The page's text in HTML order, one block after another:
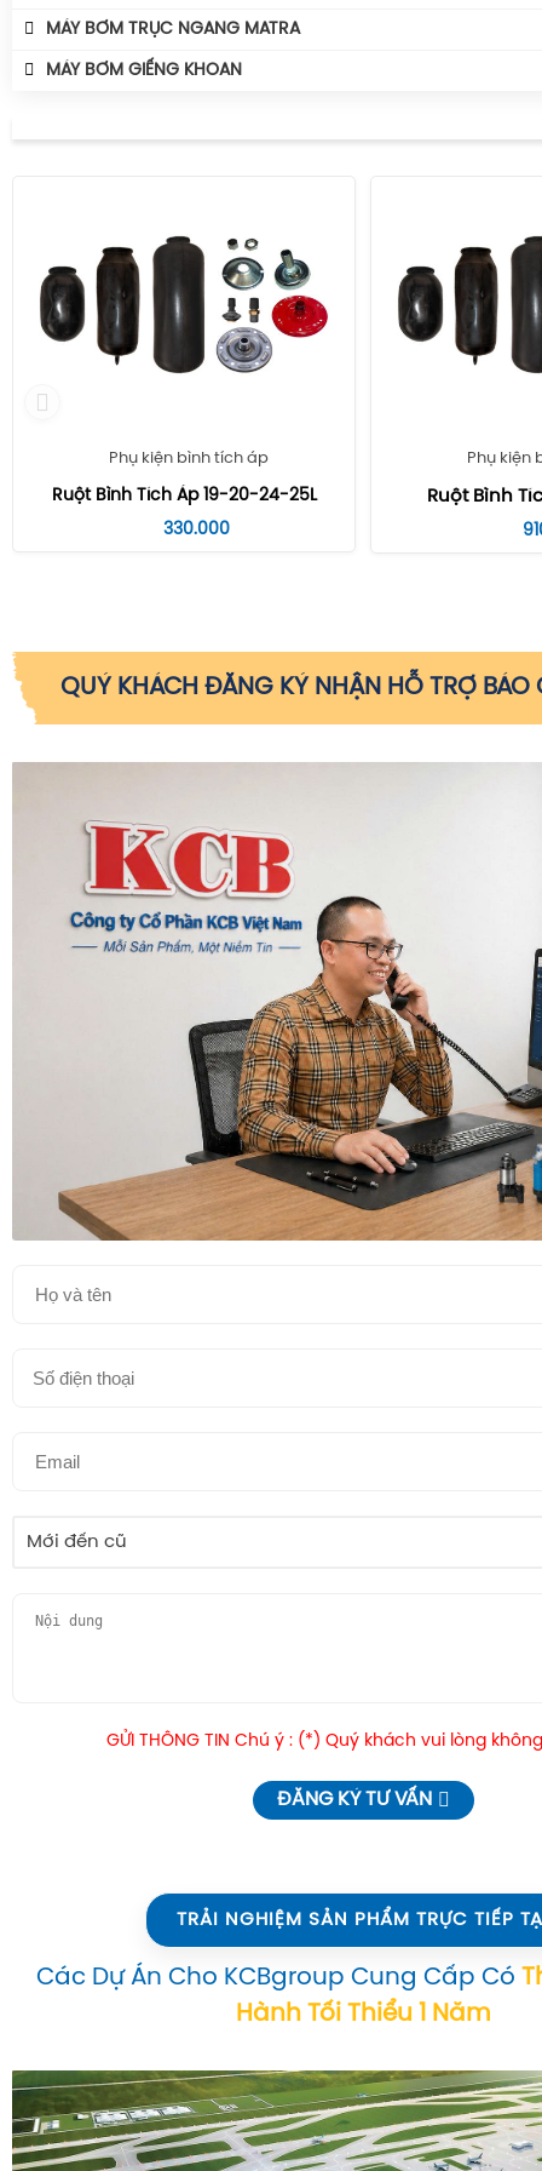
MÁY BƠM TRỤC NGANG MATRA
MÁY BƠM GIẾNG KHOAN
Phụ kiện bình tích áp
Ruột Bình Tích Áp 19-20-24-25L
330.000
Phụ kiện
Ruột Bình
QUÝ KHÁCH ĐĂNG KÝ NHẬN HỖ TRỢ BÁO
Mới đến cũ
GỬI THÔNG TIN Chú ý : (*) Quý khách vui lòng
ĐĂNG KÝ TƯ VẤN
TRẢI NGHIỆM SẢN PHẨM TRỰC TIẾP
Các Dự Án Cho KCBgroup Cung Cấp Có
Hành Tối Thiểu 1 Năm